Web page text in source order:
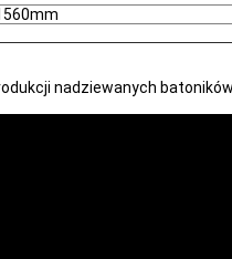
nadziewanych